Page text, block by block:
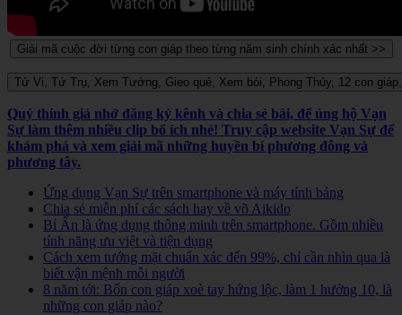
Quý thính giả nhớ đăng ký kênh và chia sẻ bài, để ủng hộ Vạn
Sự làm thêm nhiều clip bổ ích nhé! Truy cập website Vạn Sự để
khám phá và xem giải mã những huyền bí phương đông và
phương tây.
Ứng dụng Vạn Sự trên smartphone và máy tính bảng
Chia sẻ miễn phí các sách hay về võ Aikido
Bí Ẩn là ứng dụng thông minh trên smartphone. Gồm nhiều
tính năng ưu việt và tiện dụng
Cách xem tướng mặt chuẩn xác đến 99%, chỉ cần nhìn qua là
biết vận mệnh mỗi người
8 năm tới: Bốn con giáp xoè tay hứng lộc, làm 1 hưởng 10, là
những con giáp nào?